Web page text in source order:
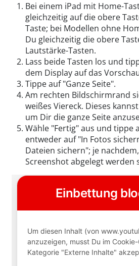
Bei einem iPad mit Home-
gleichzeitig auf die obere
Taste; bei Modellen ohne
Du gleichzeitig die obere
Lautstärke-Tasten.
Lass beide Tasten los und
dem Display auf das
Tippe auf "Ganze Seite".
Am rechten Bildschirmrand
weißes Viereck. Dieses
um Dir die ganze Seite
Wähle "Fertig" aus und tippe
entweder auf "In Fotos
Dateien sichern"; je
Screenshot abgelegt werden